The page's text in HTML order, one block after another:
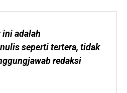
ini adalah
seperti tertera, tidak